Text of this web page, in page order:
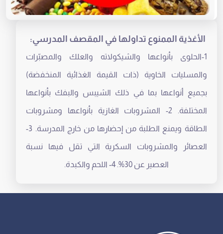
الأغذية الممنوع تداولها في المقصف المدرسي:
1-الحلوى بأنواعها والشيكولاته والعلك والمصبّرات
والمسليات الخاوية (ذات القيمة الغذائية المنخفضة)
بجميع أنواعها بما في ذلك الشيبس والبفك بأنواعها
المختلفة. 2- المشروبات الغازية بأنواعها ومشروبات
الطاقة ويمنع الطلبة من إحضارها من خارج المدرسة. 3-
العصائر والمشروبات السكرية التي تقل فيها نسبة
العصير عن 30%. 4- اللحم والكبدة.